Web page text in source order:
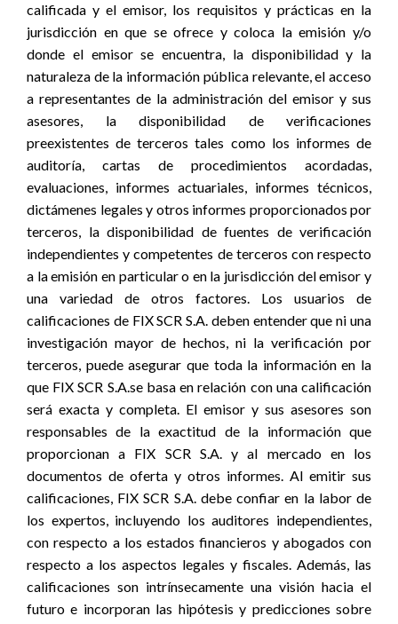
calificada y el emisor, los requisitos y prácticas en la
jurisdicción en que se ofrece y coloca la emisión y/o
donde el emisor se encuentra, la disponibilidad y la
naturaleza de la información pública relevante, el acceso
a representantes de la administración del emisor y sus
asesores, la disponibilidad de verificaciones
preexistentes de terceros tales como los informes de
auditoría, cartas de procedimientos acordadas,
evaluaciones, informes actuariales, informes técnicos,
dictámenes legales y otros informes proporcionados por
terceros, la disponibilidad de fuentes de verificación
independientes y competentes de terceros con respecto
a la emisión en particular o en la jurisdicción del emisor y
una variedad de otros factores. Los usuarios de
calificaciones de FIX SCR S.A. deben entender que ni una
investigación mayor de hechos, ni la verificación por
terceros, puede asegurar que toda la información en la
que FIX SCR S.A.se basa en relación con una calificación
será exacta y completa. El emisor y sus asesores son
responsables de la exactitud de la información que
proporcionan a FIX SCR S.A. y al mercado en los
documentos de oferta y otros informes. Al emitir sus
calificaciones, FIX SCR S.A. debe confiar en la labor de
los expertos, incluyendo los auditores independientes,
con respecto a los estados financieros y abogados con
respecto a los aspectos legales y fiscales. Además, las
calificaciones son intrínsecamente una visión hacia el
futuro e incorporan las hipótesis y predicciones sobre